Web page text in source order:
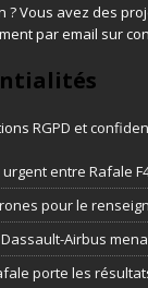
? Vous avez des
par email sur
RGPD et
entre Rafale
pour le
Airbus
porte les